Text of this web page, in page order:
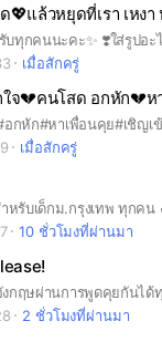
เมื่อสักครู่
เมื่อสักครู่
10 ชั่วโมงที่ผ่านมา
2 ชั่วโมงที่ผ่านมา